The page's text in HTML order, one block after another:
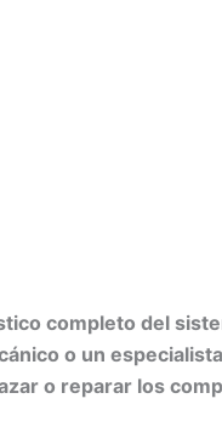
completo del
o un
o reparar los